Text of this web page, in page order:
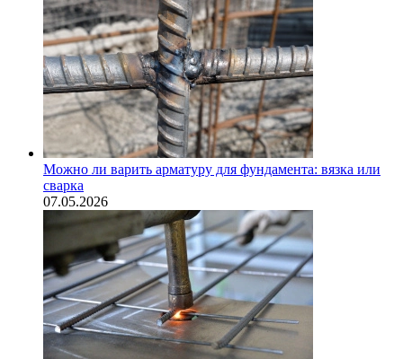
Можно ли варить арматуру для фундамента: вязка или
сварка
07.05.2026